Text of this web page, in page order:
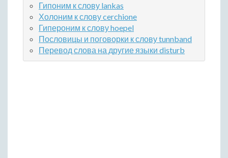
Гипоним к слову lankas
Холоним к слову cerchione
Гипероним к слову hoepel
Пословицы и поговорки к слову tunnband
Перевод слова на другие языки disturb